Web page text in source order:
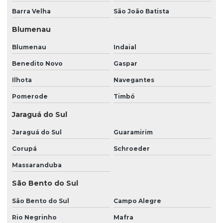
Empresas terceirizadas de portaria e limpeza
Imagens de monitoramento
Imagens de monitoramento por câmeras
Limpeza condomínios escritórios
Limpeza de condomínios preços
Limpeza e conservação de ambientes
Limpeza e conservação predial
Limpeza e portaria
Barra Velha São João Batista
Blumenau
Blumenau Indaial
Benedito Novo Gaspar
Ilhota Navegantes
Pomerode Timbó
Jaraguá do Sul
Jaraguá do Sul Guaramirim
Corupá Schroeder
Massaranduba
São Bento do Sul
São Bento do Sul Campo Alegre
Rio Negrinho Mafra